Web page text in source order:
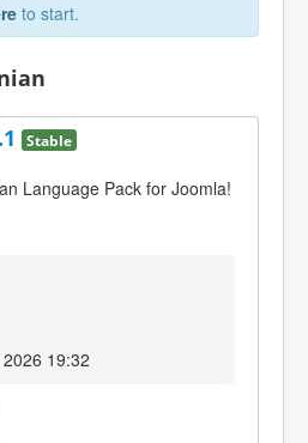
to start.
Stable
Language Pack for Joomla!
19:32